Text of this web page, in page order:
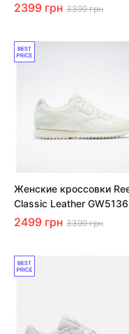
2399 грн 3399 грн
Женские кроссовки
Classic Leather GW5136
2499 грн 3399 грн